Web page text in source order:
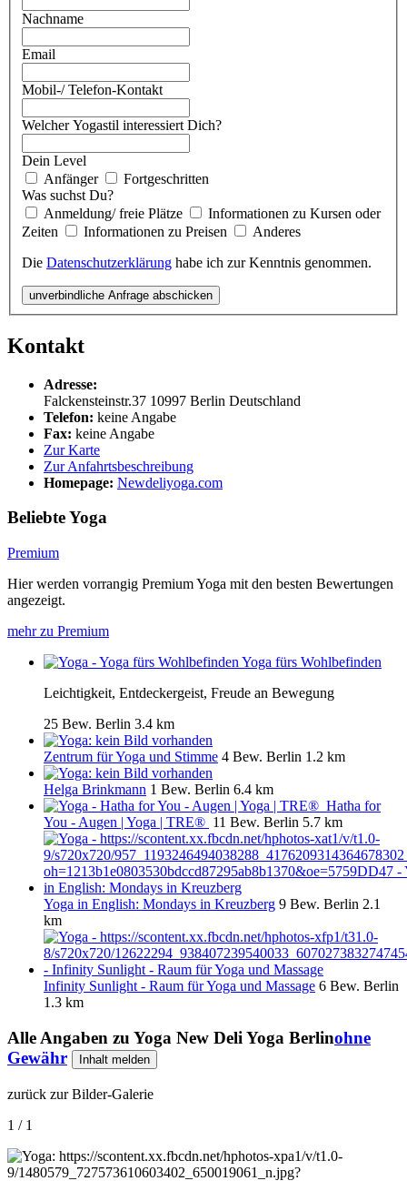
Nachname
Email
Mobil-/ Telefon-Kontakt
Welcher Yogastil interessiert Dich?
Dein Level
Anfänger
Fortgeschritten
Was suchst Du?
Anmeldung/ freie Plätze
Informationen zu Kursen oder
Zeiten
Informationen zu Preisen
Anderes
Die Datenschutzerklärung habe ich zur Kenntnis genommen.
unverbindliche Anfrage abschicken
Kontakt
Adresse:
Falckensteinstr.37 10997 Berlin Deutschland
Telefon: keine Angabe
Fax: keine Angabe
Zur Karte
Zur Anfahrtsbeschreibung
Homepage: Newdeliyoga.com
Beliebte Yoga
Premium
Hier werden vorrangig Premium Yoga mit den besten Bewertungen
angezeigt.
mehr zu Premium
Yoga fürs Wohlbefinden
Leichtigkeit, Entdeckergeist, Freude an Bewegung
25 Bew. Berlin 3.4 km
Zentrum für Yoga und Stimme 4 Bew. Berlin 1.2 km
Helga Brinkmann 1 Bew. Berlin 6.4 km
Hatha for
You - Augen | Yoga | TRE® 11 Bew. Berlin 5.7 km
Yoga in English: Mondays in Kreuzberg 9 Bew. Berlin 2.1
km
Infinity Sunlight - Raum für Yoga und Massage 6 Bew. Berlin
1.3 km
Alle Angaben zu Yoga New Deli Yoga Berlinohne
Gewähr
Inhalt melden
zurück zur Bilder-Galerie
1 / 1